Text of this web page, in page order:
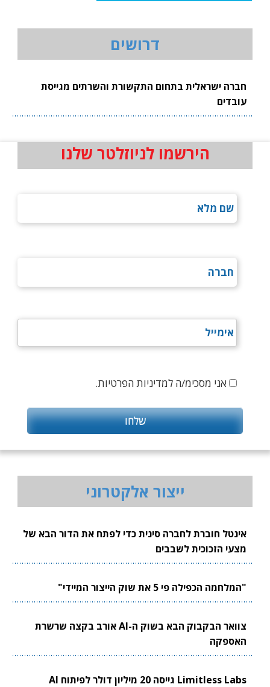
דרושים
חברה ישראלית בתחום התקשורת והשרתים מגייסת
עובדים
הירשמו לניוזלטר שלנו
אני מסכימ/ה למדיניות הפרטיות.
ייצור אלקטרוני
אינטל חוברת לחברה סינית כדי לפתח את הדור הבא של
מצעי הזכוכית לשבבים
"המלחמה הכפילה פי 5 את שוק הייצור המיידי"
צוואר הבקבוק הבא בשוק ה-AI אורב בקצה שרשרת
האספקה
Limitless Labs גייסה 20 מיליון דולר לפיתוח AI